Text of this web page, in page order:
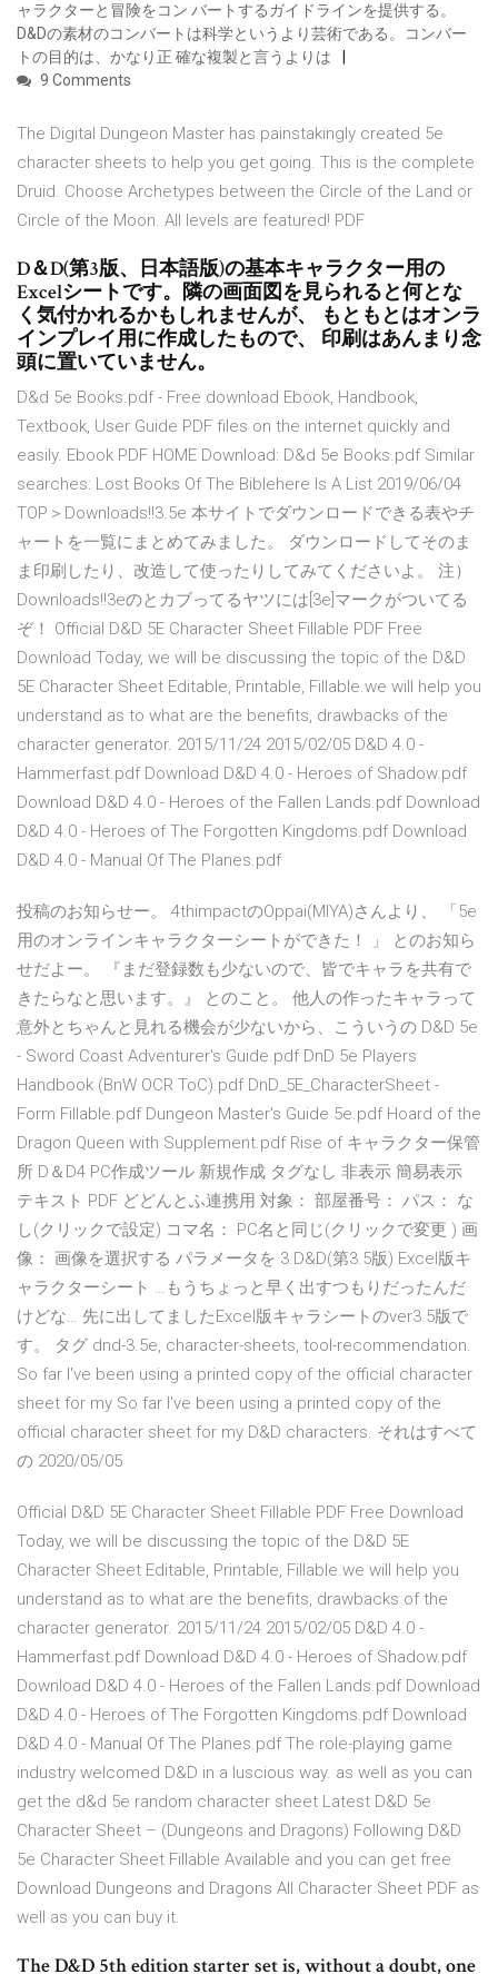
ャラクターと冒険をコン バートするガイドラインを提供する。
D&Dの素材のコンバートは科学というより芸術である。コンバー
トの目的は、かなり正 確な複製と言うよりは
9 Comments
The Digital Dungeon Master has painstakingly created 5e
character sheets to help you get going. This is the complete
Druid. Choose Archetypes between the Circle of the Land or
Circle of the Moon. All levels are featured! PDF
D＆D(第3版、日本語版)の基本キャラクター用の
Excelシートです。隣の画面図を見られると何とな
く気付かれるかもしれませんが、 もともとはオンラ
インプレイ用に作成したもので、 印刷はあんまり念
頭に置いていません。
D&d 5e Books.pdf - Free download Ebook, Handbook,
Textbook, User Guide PDF files on the internet quickly and
easily. Ebook PDF HOME Download: D&d 5e Books.pdf Similar
searches: Lost Books Of The Biblehere Is A List 2019/06/04
TOP＞Downloads!!3.5e 本サイトでダウンロードできる表やチ
ャートを一覧にまとめてみました。 ダウンロードしてそのま
ま印刷したり、改造して使ったりしてみてくださいよ。 注）
Downloads!!3eのとカブってるヤツには[3e]マークがついてる
ぞ！ Official D&D 5E Character Sheet Fillable PDF Free
Download Today, we will be discussing the topic of the D&D
5E Character Sheet Editable, Printable, Fillable.we will help you
understand as to what are the benefits, drawbacks of the
character generator. 2015/11/24 2015/02/05 D&D 4.0 -
Hammerfast.pdf Download D&D 4.0 - Heroes of Shadow.pdf
Download D&D 4.0 - Heroes of the Fallen Lands.pdf Download
D&D 4.0 - Heroes of The Forgotten Kingdoms.pdf Download
D&D 4.0 - Manual Of The Planes.pdf
投稿のお知らせー。 4thimpactのOppai(MIYA)さんより、 「5e
用のオンラインキャラクターシートができた！ 」 とのお知ら
せだよー。 『まだ登録数も少ないので、皆でキャラを共有で
きたらなと思います。』 とのこと。 他人の作ったキャラって
意外とちゃんと見れる機会が少ないから、こういうの D&D 5e
- Sword Coast Adventurer's Guide.pdf DnD 5e Players
Handbook (BnW OCR ToC).pdf DnD_5E_CharacterSheet -
Form Fillable.pdf Dungeon Master's Guide 5e.pdf Hoard of the
Dragon Queen with Supplement.pdf Rise of キャラクター保管
所 D＆D4 PC作成ツール 新規作成 タグなし 非表示 簡易表示
テキスト PDF どどんとふ連携用 対象： 部屋番号： パス： な
し(クリックで設定) コマ名： PC名と同じ(クリックで変更 ) 画
像： 画像を選択する パラメータを 3.D&D(第3.5版) Excel版キ
ャラクターシート …もうちょっと早く出すつもりだったんだ
けどな… 先に出してましたExcel版キャラシートのver3.5版で
す。 タグ dnd-3.5e, character-sheets, tool-recommendation.
So far I've been using a printed copy of the official character
sheet for my So far I've been using a printed copy of the
official character sheet for my D&D characters. それはすべて
の 2020/05/05
Official D&D 5E Character Sheet Fillable PDF Free Download
Today, we will be discussing the topic of the D&D 5E
Character Sheet Editable, Printable, Fillable.we will help you
understand as to what are the benefits, drawbacks of the
character generator. 2015/11/24 2015/02/05 D&D 4.0 -
Hammerfast.pdf Download D&D 4.0 - Heroes of Shadow.pdf
Download D&D 4.0 - Heroes of the Fallen Lands.pdf Download
D&D 4.0 - Heroes of The Forgotten Kingdoms.pdf Download
D&D 4.0 - Manual Of The Planes.pdf The role-playing game
industry welcomed D&D in a luscious way. as well as you can
get the d&d 5e random character sheet Latest D&D 5e
Character Sheet – (Dungeons and Dragons) Following D&D
5e Character Sheet Fillable Available and you can get free
Download Dungeons and Dragons All Character Sheet PDF as
well as you can buy it.
The D&D 5th edition starter set is, without a doubt, one